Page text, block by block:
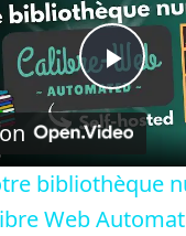
Play
bibliothèque
Web